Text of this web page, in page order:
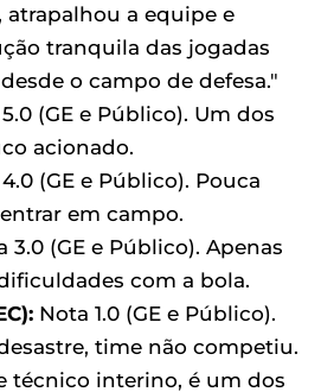
a equipe e
tranquila das jogadas
o campo de defesa."
(GE e Público). Um dos
acionado.
(GE e Público). Pouca
em campo.
3.0 (GE e Público). Apenas
com a bola.
Nota 1.0 (GE e Público).
time não competiu.
técnico interino, é um dos